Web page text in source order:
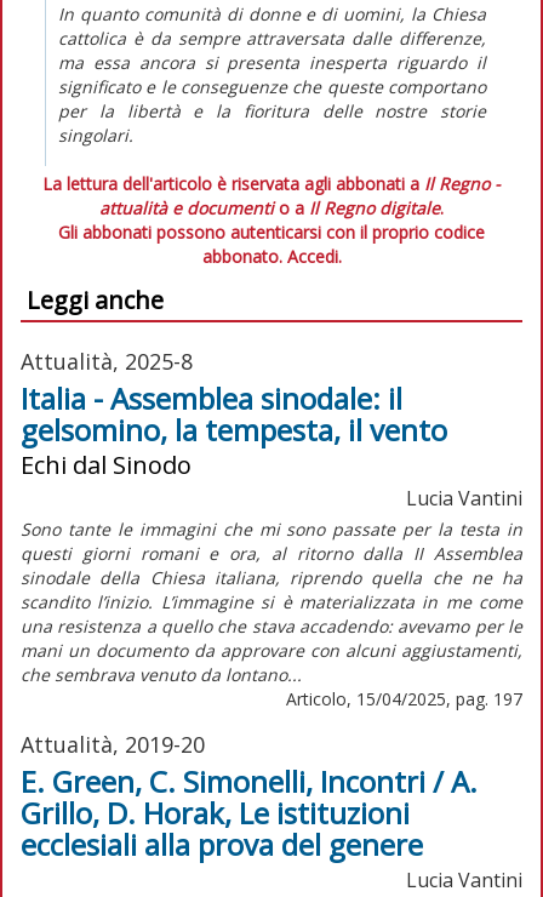
In quanto comunità di donne e di uomini, la Chiesa
cattolica è da sempre attraversata dalle differenze,
ma essa ancora si presenta inesperta riguardo il
significato e le conseguenze che queste comportano
per la libertà e la fioritura delle nostre storie
singolari.
La lettura dell'articolo è riservata agli abbonati a Il Regno -
attualità e documentio a Il Regno digitale.
Gli abbonati possono autenticarsi con il proprio codice
abbonato. Accedi.
Leggi anche
Attualità, 2025-8
Italia - Assemblea sinodale: il
gelsomino, la tempesta, il vento
Echi dal Sinodo
Lucia Vantini
Sono tante le immagini che mi sono passate per la testa in
questi giorni romani e ora, al ritorno dalla II Assemblea
sinodale della Chiesa italiana, riprendo quella che ne ha
scandito l’inizio. L’immagine si è materializzata in me come
una resistenza a quello che stava accadendo: avevamo per le
mani un documento da approvare con alcuni aggiustamenti,
che sembrava venuto da lontano...
Articolo, 15/04/2025, pag. 197
Attualità, 2019-20
E. Green, C. Simonelli, Incontri / A.
Grillo, D. Horak, Le istituzioni
ecclesiali alla prova del genere
Lucia Vantini